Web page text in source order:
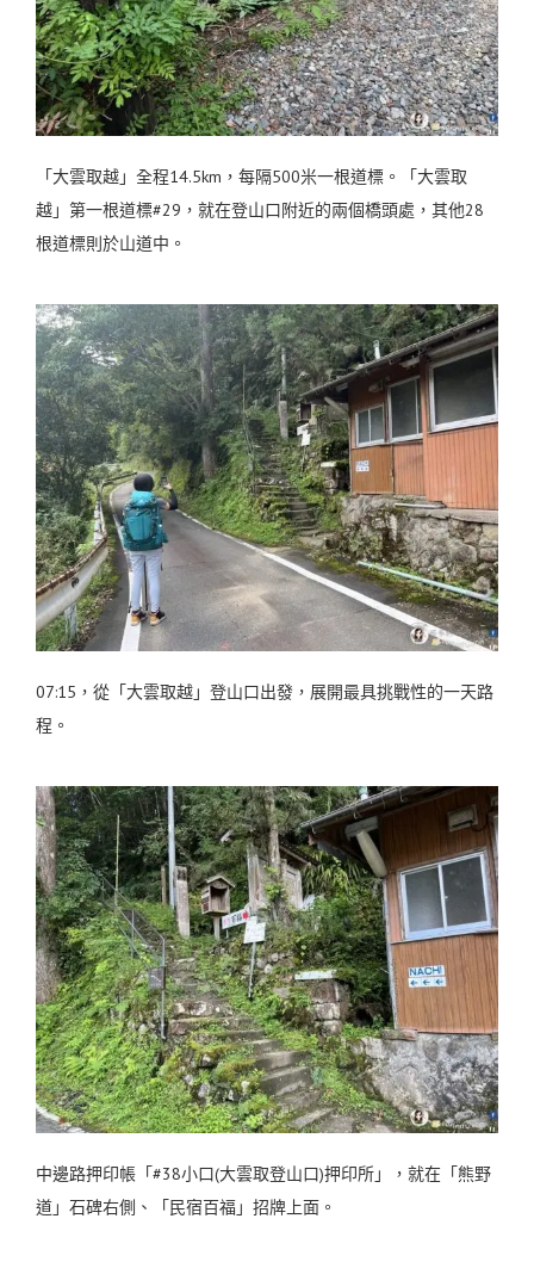
「大雲取越」全程14.5km，每隔500米一根道標。「大雲取
越」第一根道標#29，就在登山口附近的兩個橋頭處，其他28
根道標則於山道中。
07:15，從「大雲取越」登山口出發，展開最具挑戰性的一天路
程。
中邊路押印帳「#38小口(大雲取登山口)押印所」，就在「熊野
道」石碑右側、「民宿百福」招牌上面。